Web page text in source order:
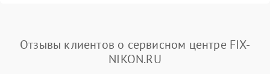
Отзывы клиентов о сервисном центре FIX-
NIKON.RU